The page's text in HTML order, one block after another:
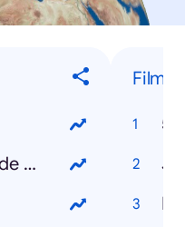
Coupe du Monde de Rugby
Films